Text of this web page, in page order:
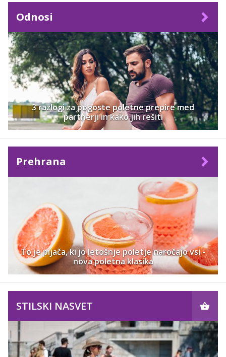
Odnosi
3 razlogi za pogoste poletne prepire med
partnerji in kako jih rešiti
Prehrana
To je pijača, ki jo letošnje poletje naročajo vsi -
nova poletna klasika
STILSKI NASVET